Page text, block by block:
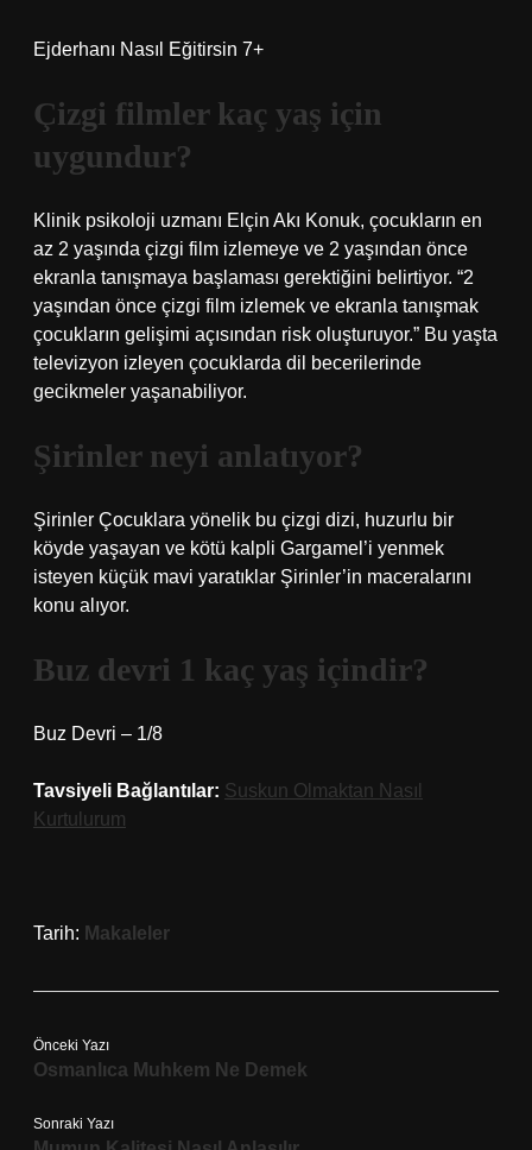
Ejderhanı Nasıl Eğitirsin 7+
Çizgi filmler kaç yaş için
uygundur?
Klinik psikoloji uzmanı Elçin Akı Konuk, çocukların en
az 2 yaşında çizgi film izlemeye ve 2 yaşından önce
ekranla tanışmaya başlaması gerektiğini belirtiyor. “2
yaşından önce çizgi film izlemek ve ekranla tanışmak
çocukların gelişimi açısından risk oluşturuyor.” Bu yaşta
televizyon izleyen çocuklarda dil becerilerinde
gecikmeler yaşanabiliyor.
Şirinler neyi anlatıyor?
Şirinler Çocuklara yönelik bu çizgi dizi, huzurlu bir
köyde yaşayan ve kötü kalpli Gargamel’i yenmek
isteyen küçük mavi yaratıklar Şirinler’in maceralarını
konu alıyor.
Buz devri 1 kaç yaş içindir?
Buz Devri – 1/8
Tavsiyeli Bağlantılar: Suskun Olmaktan Nasıl
Kurtulurum
Tarih: Makaleler
Önceki Yazı
Osmanlıca Muhkem Ne Demek
Sonraki Yazı